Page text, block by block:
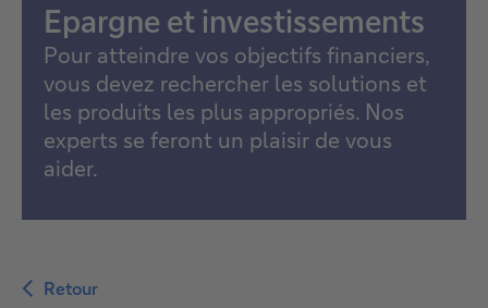
Epargne et investissements
Pour atteindre vos objectifs financiers,
vous devez rechercher les solutions et
les produits les plus appropriés. Nos
experts se feront un plaisir de vous
aider.
Retour